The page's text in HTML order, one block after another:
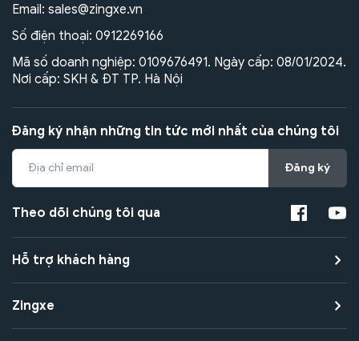
Email: sales@zingxe.vn
Số điện thoại: 0912269166
Mã số doanh nghiệp: 0109676491. Ngày cấp: 08/01/2024.
Nơi cấp: SKH & ĐT TP. Hà Nội
Đăng ký nhận những tin tức mới nhất của chúng tôi
Đăng ký
Theo dõi chúng tôi qua
Hỗ trợ khách hàng
Zingxe